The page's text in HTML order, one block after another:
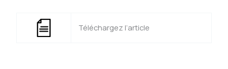
Téléchargez l’article